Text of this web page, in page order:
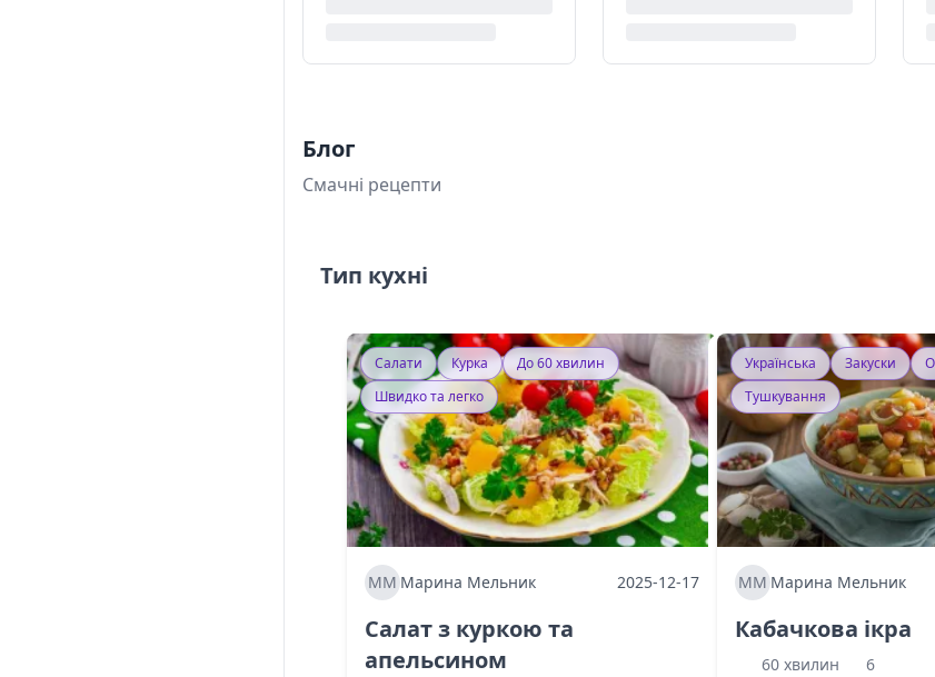
Блог
Смачні рецепти
Тип кухні
Салати Курка
До 60 хвилин
Швидко та легко
ММ Марина Мельник 2025-12-17
Салат з куркою та
апельсином
Українська Закуски
Тушкування
ММ Марина Мельник
Кабачкова ікра
60 хвилин
6